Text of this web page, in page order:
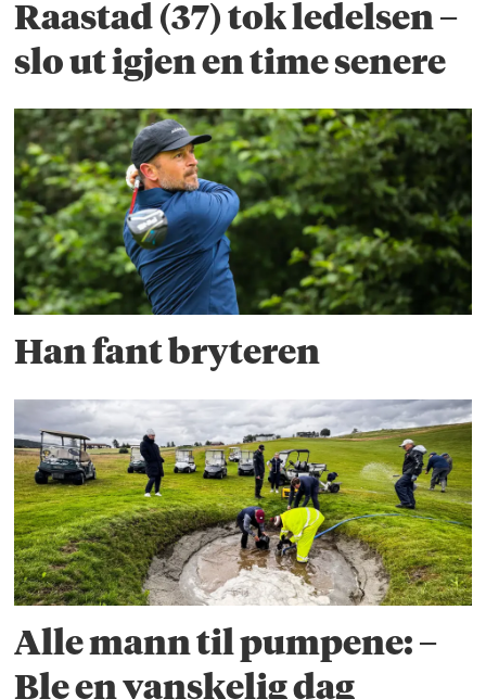
Raastad (37) tok ledelsen –
slo ut igjen en time senere
Han fant bryteren
Alle mann til pumpene: –
Ble en vanskelig dag